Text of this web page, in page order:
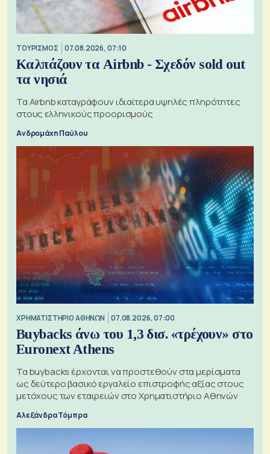
ΤΟΥΡΙΣΜΟΣ 07.08.2026, 07:10
Καλπάζουν τα Airbnb - Σχεδόν sold out
τα νησιά
Τα Airbnb καταγράφουν ιδιαίτερα υψηλές πληρότητες
στους ελληνικούς προορισμούς
Ανδρομάχη Παύλου
XΡΗΜΑΤΙΣΤΗΡΙΟ ΑΘΗΝΩΝ 07.08.2026, 07:00
Buybacks άνω του 1,3 δισ. «τρέχουν» στο
Euronext Athens
Τα buybacks έρχονται να προστεθούν στα μερίσματα
ως δεύτερο βασικό εργαλείο επιστροφής αξίας στους
μετόχους των εταιρειών στο Χρηματιστήριο Αθηνών
Αλεξάνδρα Τόμπρα